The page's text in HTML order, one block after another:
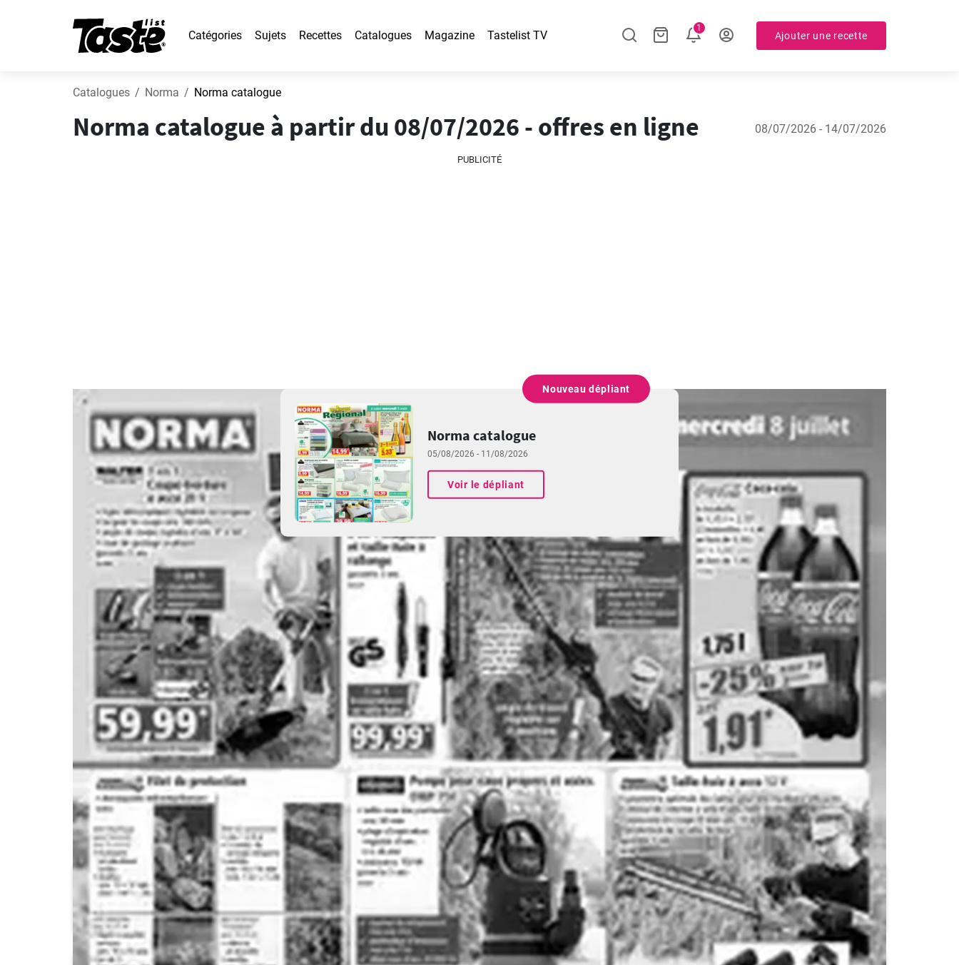
Catégories Sujets Recettes Catalogues Magazine Tastelist TV
1
Ajouter une recette
Catalogues Norma Norma catalogue
Norma catalogue à partir du 08/07/2026 - offres en ligne 08/07/2026 - 14/07/2026
PUBLICITÉ
Norma catalogue
05/08/2026 - 11/08/2026
Voir le dépliant
Nouveau dépliant
PUBLICITÉ
Aldi Auchan bi1 Carrefour Carrefour City Carrefour contact